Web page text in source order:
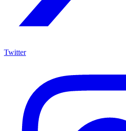
Twitter